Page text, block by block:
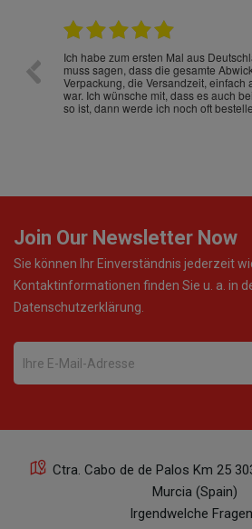
Ich habe zum ersten Mal aus
muss sagen, dass die gesamte
Verpackung, die Versandzeit, einfach
war. Ich wünsche mit, dass es auch
so ist, dann werde ich noch oft
Join Our Newsletter Now
Sie können Ihr Einverständnis jederzeit
Kontaktinformationen finden Sie u. a. in
Datenschutzerklärung.
Ctra. Cabo de de Palos Km 25
Murcia (Spain)
Irgendwelche